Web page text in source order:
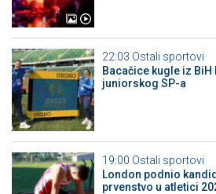
22:03 Ostali sportovi
Bacačice kugle iz
juniorskog SP-a
19:00 Ostali sportovi
London podnio
prvenstvo u atletici